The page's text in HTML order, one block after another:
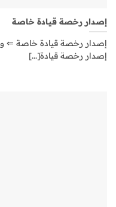
إصدار رخصة قيادة خاصة
إصدار رخصة قيادة خاصة ⇐
إصدار رخصة قيادة[...]